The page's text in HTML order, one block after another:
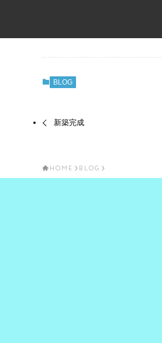
BLOG
新築完成
HOME BLOG